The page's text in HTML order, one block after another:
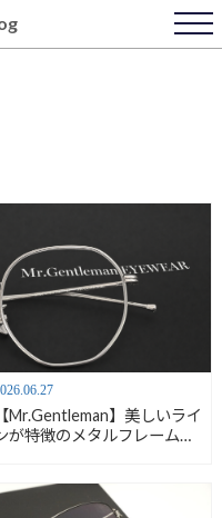
【Mr.Gentleman】美しいライ
が特徴のメタルフレーム